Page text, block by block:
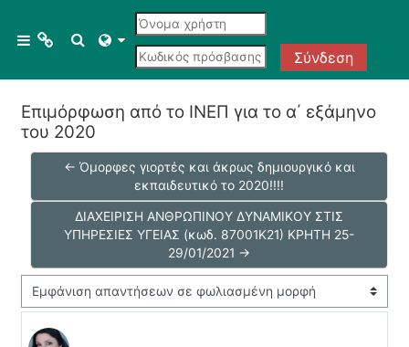
Πλευρικός πίνακας
Menu 1
Courses
All courses
Course search
Εναλλαγή εισόδου αναζήτησης
Σύνδεση
Επιμόρφωση από το ΙΝΕΠ για το α΄ εξάμηνο
του 2020
← Όμορφες γιορτές και άκρως δημιουργικό και
εκπαιδευτικό το 2020!!!!
ΔΙΑΧΕΙΡΙΣΗ ΑΝΘΡΩΠΙΝΟΥ ΔΥΝΑΜΙΚΟΥ ΣΤΙΣ
ΥΠΗΡΕΣΙΕΣ ΥΓΕΙΑΣ (κωδ. 87001Κ21) ΚΡΗΤΗ 25-
29/01/2021 →
Λειτουργία εμφάνισης